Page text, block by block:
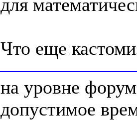
для
на уровне
допустимое